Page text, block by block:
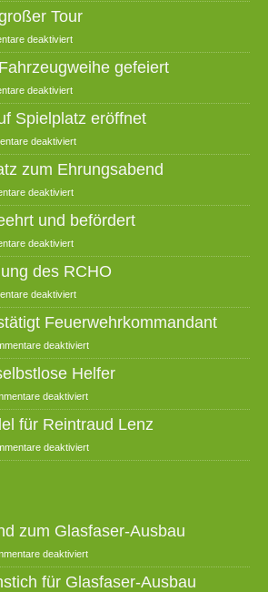
Tour
deaktiviert
gefeiert
deaktiviert
Spielplatz eröffnet
deaktiviert
zum Ehrungsabend
deaktiviert
und befördert
deaktiviert
des RCHO
deaktiviert
Feuerwehrkommandant
deaktiviert
Helfer
deaktiviert
für Reintraud Lenz
deaktiviert
zum Glasfaser-Ausbau
deaktiviert
für Glasfaser-Ausbau